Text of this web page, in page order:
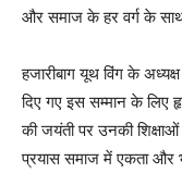
और समाज के हर वर्ग के
हजारीबाग यूथ विंग के
दिए गए इस सम्मान के लिए
की जयंती पर उनकी
प्रयास समाज में एकता और